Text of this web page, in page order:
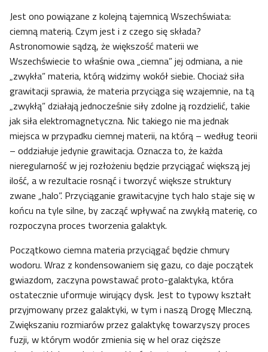
Jest ono powiązane z kolejną tajemnicą Wszechświata:
ciemną materią. Czym jest i z czego się składa?
Astronomowie sądzą, że większość materii we
Wszechświecie to właśnie owa „ciemna” jej odmiana, a nie
„zwykła” materia, którą widzimy wokół siebie. Chociaż siła
grawitacji sprawia, że materia przyciąga się wzajemnie, na tą
„zwykłą” działają jednocześnie siły zdolne ją rozdzielić, takie
jak siła elektromagnetyczna. Nic takiego nie ma jednak
miejsca w przypadku ciemnej materii, na którą – według teorii
– oddziałuje jedynie grawitacja. Oznacza to, że każda
nieregularność w jej rozłożeniu będzie przyciągać większą jej
ilość, a w rezultacie rosnąć i tworzyć większe struktury
zwane „halo”. Przyciąganie grawitacyjne tych halo staje się w
końcu na tyle silne, by zacząć wpływać na zwykłą materię, co
rozpoczyna proces tworzenia galaktyk.
Początkowo ciemna materia przyciągać będzie chmury
wodoru. Wraz z kondensowaniem się gazu, co daje początek
gwiazdom, zaczyna powstawać proto-galaktyka, która
ostatecznie uformuje wirujący dysk. Jest to typowy kształt
przyjmowany przez galaktyki, w tym i naszą Drogę Mleczną.
Zwiększaniu rozmiarów przez galaktykę towarzyszy proces
fuzji, w którym wodór zmienia się w hel oraz cięższe